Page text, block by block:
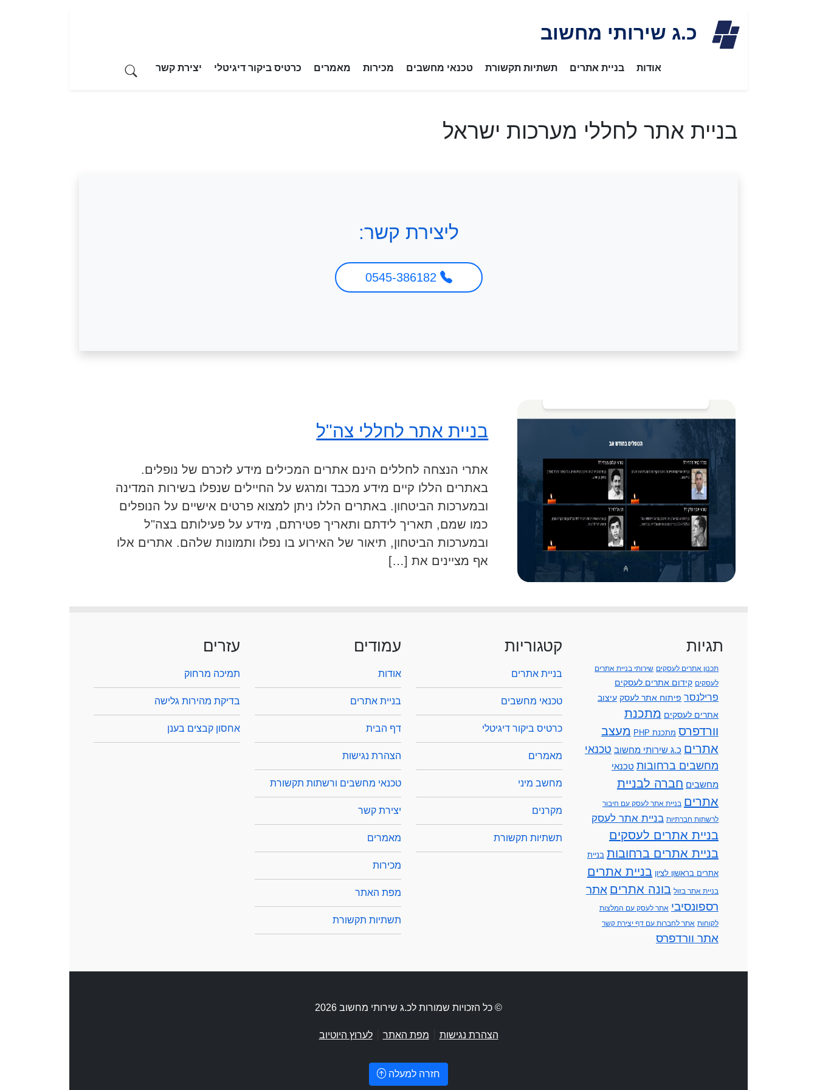
content
כ.ג שירותי מחשוב
אודות בניית אתרים תשתיות תקשורת טכנאי מחשבים מכירות מאמרים כרטיס ביקור דיגיטלי יצירת קשר
בניית אתר לחללי מערכות ישראל
ליצירת קשר:
בניית אתר לחללי צה"ל
אתרי הנצחה לחללים הינם אתרים המכילים מידע לזכרם של נופלים.
באתרים הללו קיים מידע מכבד ומרגש על החיילים שנפלו בשירות המדינה
ובמערכות הביטחון. באתרים הללו ניתן למצוא פרטים אישיים על הנופלים
כמו שמם, תאריך לידתם ותאריך פטירתם, מידע על פעילותם בצה"ל
ובמערכות הביטחון, תיאור של האירוע בו נפלו ותמונות שלהם. אתרים אלו
אף מציינים את […]
תגיות
תכנון אתרים לעסקים שירותי בניית אתרים
לעסקים קידום אתרים לעסקים
פרילנסר פיתוח אתר לעסק עיצוב
אתרים לעסקים מתכנת
וורדפרס מתכנת PHP
מעצב
אתרים כ.ג שירותי מחשוב טכנאי
מחשבים ברחובות טכנאי
מחשבים חברה לבניית
אתרים בניית אתר לעסק עם חיבור
לרשתות חברתיות בניית אתר לעסק
בניית אתרים לעסקים
בניית אתרים ברחובות בניית
אתרים בראשון לציון בניית אתרים
בניית אתר בזול בונה אתרים אתר
רספונסיבי אתר לעסק עם המלצות
לקוחות אתר לחברות עם דף יצירת קשר
אתר וורדפרס
קטגוריות
בניית אתרים
טכנאי מחשבים
כרטיס ביקור דיגיטלי
מאמרים
מחשב מיני
מקרנים
תשתיות תקשורת
עמודים
אודות
בניית אתרים
דף הבית
הצהרת נגישות
טכנאי מחשבים ורשתות תקשורת
יצירת קשר
מאמרים
מכירות
מפת האתר
תשתיות תקשורת
עזרים
תמיכה מרחוק
בדיקת מהירות גלישה
אחסון קבצים בענן
© כל הזכויות שמורות לכ.ג שירותי מחשוב 2026
הצהרת נגישות מפת האתר |לערוץ היוטיוב
חזרה למעלה